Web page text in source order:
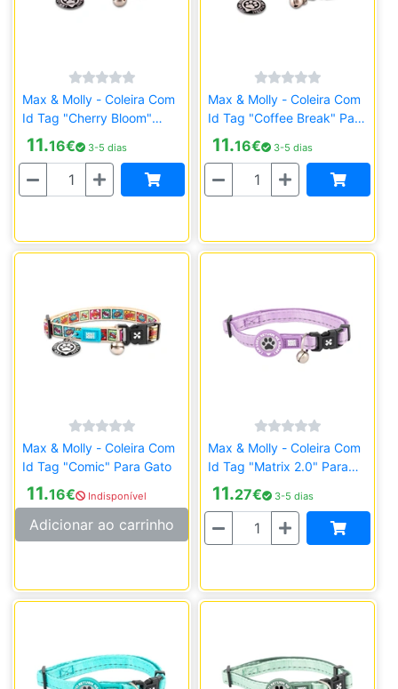
Max & Molly - Coleira Com
Id Tag "Cherry Bloom"
Para Gato
11.16€ 3-5 dias
Quantidade
Max & Molly - Coleira Com
Id Tag "Coffee Break" Para
Gato
11.16€ 3-5 dias
Quantidade
Max & Molly - Coleira Com
Id Tag "Comic" Para Gato
11.16€ Indisponível
Adicionar ao carrinho
Max & Molly - Coleira Com
Id Tag "Matrix 2.0" Para
Gato - Lilás Claro
11.27€ 3-5 dias
Quantidade